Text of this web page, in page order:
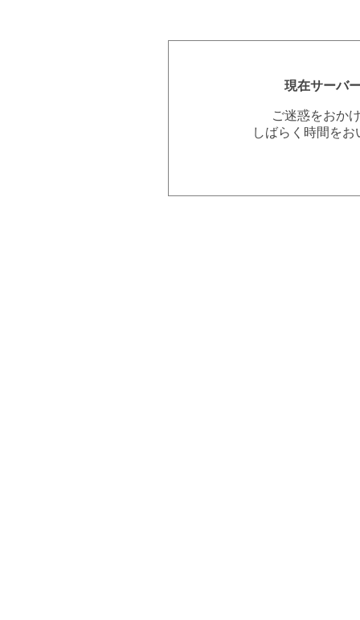
現在サーバ
ご迷惑をおか
しばらく時間を